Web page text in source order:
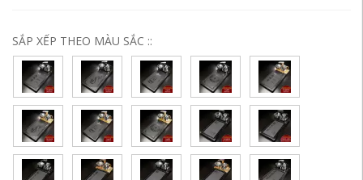
SẮP XẾP THEO MÀU SẮC ::